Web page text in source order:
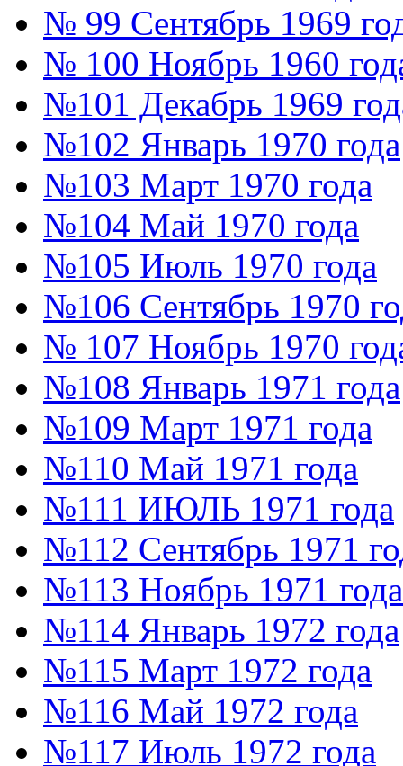
№ 99 Сентябрь 1969
№ 100 Ноябрь 1960
№101 Декабрь 1969
№102 Январь 1970 года
№103 Март 1970 года
№104 Май 1970 года
№105 Июль 1970 года
№106 Сентябрь 1970
№ 107 Ноябрь 1970
№108 Январь 1971 года
№109 Март 1971 года
№110 Май 1971 года
№111 ИЮЛЬ 1971 года
№112 Сентябрь 1971
№113 Ноябрь 1971 года
№114 Январь 1972 года
№115 Март 1972 года
№116 Май 1972 года
№117 Июль 1972 года